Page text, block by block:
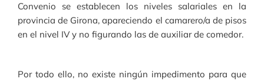
Convenio se establecen los niveles salariales en la
provincia de Girona, apareciendo el camarero/a de pisos
en el nivel IV y no figurando las de auxiliar de comedor.
Por todo ello, no existe ningún impedimento para que